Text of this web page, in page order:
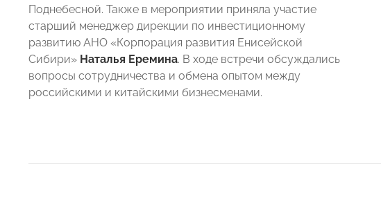
Поднебесной. Также в мероприятии приняла участие
старший менеджер дирекции по инвестиционному
развитию АНО «Корпорация развития Енисейской
Сибири» Наталья Еремина. В ходе встречи обсуждались
вопросы сотрудничества и обмена опытом между
российскими и китайскими бизнесменами.